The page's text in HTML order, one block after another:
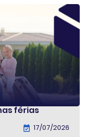
férias
17/07/2026